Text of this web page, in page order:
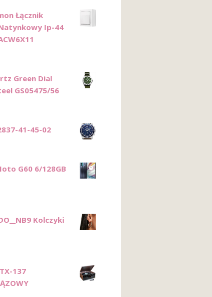
Łącznik
Ip-44
Green Dial
GS05475/56
41-45-02
G60 6/128GB
Kolczyki
137